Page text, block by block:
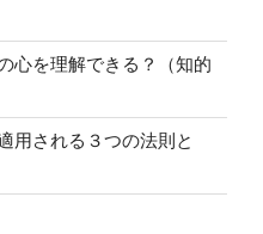
心を理解できる？（知的
用される３つの法則と